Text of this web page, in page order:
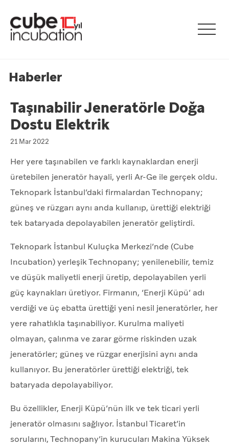
Haberler
Taşınabilir Jeneratörle Doğa
Dostu Elektrik
21 Mar 2022
Her yere taşınabilen ve farklı kaynaklardan enerji
üretebilen jeneratör hayali, yerli Ar-Ge ile gerçek oldu.
Teknopark İstanbul’daki firmalardan Technopany;
güneş ve rüzgarı aynı anda kullanıp, ürettiği elektriği
tek bataryada depolayabilen jeneratör geliştirdi.
Teknopark İstanbul Kuluçka Merkezi’nde (Cube
Incubation) yerleşik Technopany; yenilenebilir, temiz
ve düşük maliyetli enerji üretip, depolayabilen yerli
güç kaynakları üretiyor. Firmanın, ‘Enerji Küpü’ adı
verdiği ve üç ebatta ürettiği yeni nesil jeneratörler, her
yere rahatlıkla taşınabiliyor. Kurulma maliyeti
olmayan, çalınma ve zarar görme riskinden uzak
jeneratörler; güneş ve rüzgar enerjisini aynı anda
kullanıyor. Bu jeneratörler ürettiği elektriği, tek
bataryada depolayabiliyor.
Bu özellikler, Enerji Küpü’nün ilk ve tek ticari yerli
jeneratör olmasını sağlıyor. İstanbul Ticaret’in
sorularını, Technopany’in kurucuları Makina Yüksek